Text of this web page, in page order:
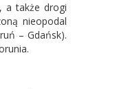
a także drogi
nieopodal
– Gdańsk).